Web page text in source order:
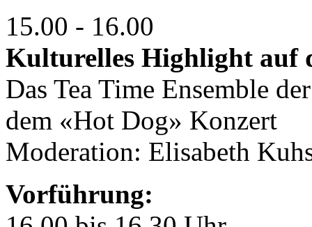
15.00 - 16.00
Kulturelles Highlight auf
Das Tea Time Ensemble
dem «Hot Dog»
Moderation: Elisabeth
Vorführung: